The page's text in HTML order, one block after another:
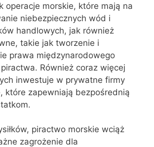
operacje morskie, które mają na
niebezpiecznych wód i
handlowych, jak również
takie jak tworzenie i
prawa międzynarodowego
Również coraz więcej
inwestuje w prywatne firmy
które zapewniają bezpośrednią
piractwo morskie wciąż
zagrożenie dla